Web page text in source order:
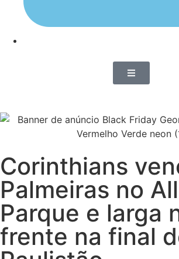
Corinthians
Palmeiras no
Parque e larga
frente na final